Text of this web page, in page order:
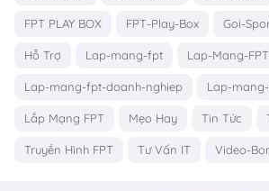
FPT PLAY BOX FPT-Play-Box Goi-
Hỗ Trợ Lap-mang-fpt Lap-Mang-
Lap-mang-fpt-doanh-nghiep Lap-
Lắp Mạng FPT Mẹo Hay Tin Tức
Truyền Hình FPT Tư Vấn IT Video-